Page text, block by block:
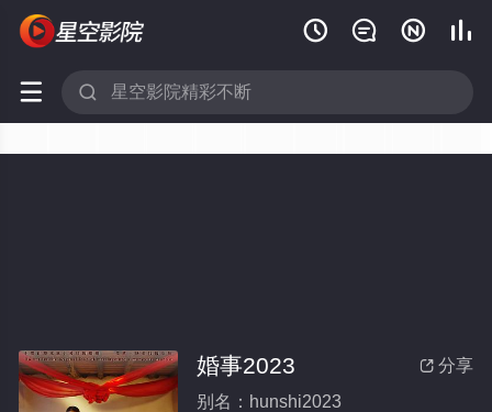
   
 
 分享
婚事2023
别名：hunshi2023